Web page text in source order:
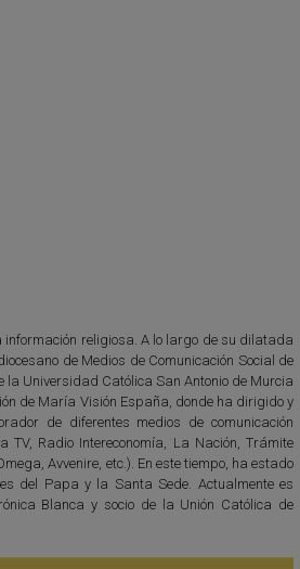
información religiosa. A lo largo de su dilatada
de Medios de Comunicación Social de
la Universidad Católica San Antonio de Murcia
de María Visión España, donde ha dirigido y
de diferentes medios de comunicación
TV, Radio Intereconomía, La Nación, Trámite
Avvenire, etc.). En este tiempo, ha estado
del Papa y la Santa Sede. Actualmente es
Blanca y socio de la Unión Católica de